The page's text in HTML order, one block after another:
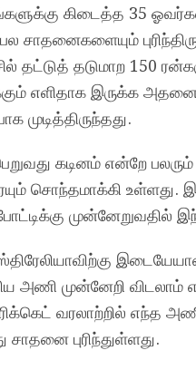
கிடைத்த 35
சாதனைகளையும்
தட்டுத் தடுமாற 150
எளிதாக இருக்க
முடித்திருந்தது.
கடினம் என்றே
சொந்தமாக்கி உள்ளது.
முன்னேறுவதில்
அணி முன்னேறி விடலாம்
வரலாற்றில் எந்த
புரிந்துள்ளது.